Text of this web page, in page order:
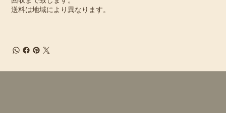
送料は地域により異なります。